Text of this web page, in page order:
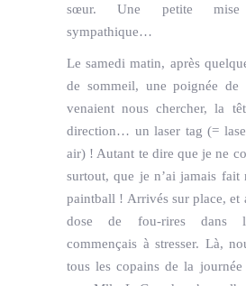
sœur. Une petite
sympathique…
Le samedi matin, après
de sommeil, une poignée de
venaient nous chercher, la
direction… un laser tag (=
air) ! Autant te dire que je ne
surtout, que je n’ai jamais fait
paintball ! Arrivés sur place, et
dose de fou-rires dans
commençais à stresser. Là,
tous les copains de la